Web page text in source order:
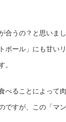
合うの？と思いま
ボール」にも甘い
。
べることによって
ですが、この「マ